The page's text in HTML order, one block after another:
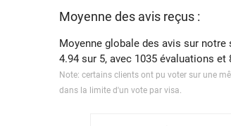
Moyenne des avis reçus :
Moyenne globale des avis sur
4.94 sur 5, avec 1035 évaluations et
Note: certains clients ont pu voter sur une
dans la limite d'un vote par visa.